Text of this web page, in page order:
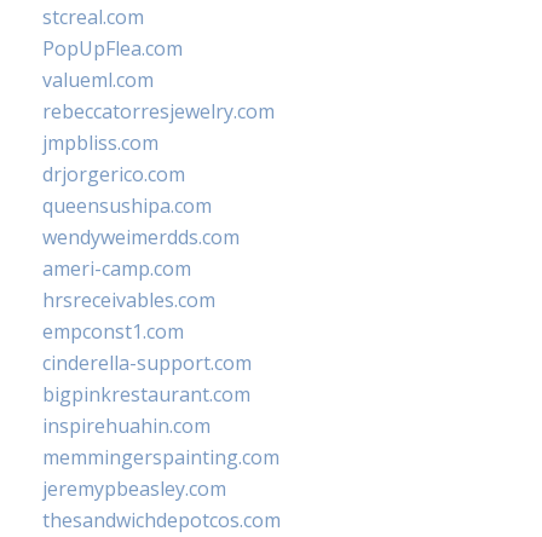
stcreal.com
PopUpFlea.com
valueml.com
rebeccatorresjewelry.com
jmpbliss.com
drjorgerico.com
queensushipa.com
wendyweimerdds.com
ameri-camp.com
hrsreceivables.com
empconst1.com
cinderella-support.com
bigpinkrestaurant.com
inspirehuahin.com
memmingerspainting.com
jeremypbeasley.com
thesandwichdepotcos.com